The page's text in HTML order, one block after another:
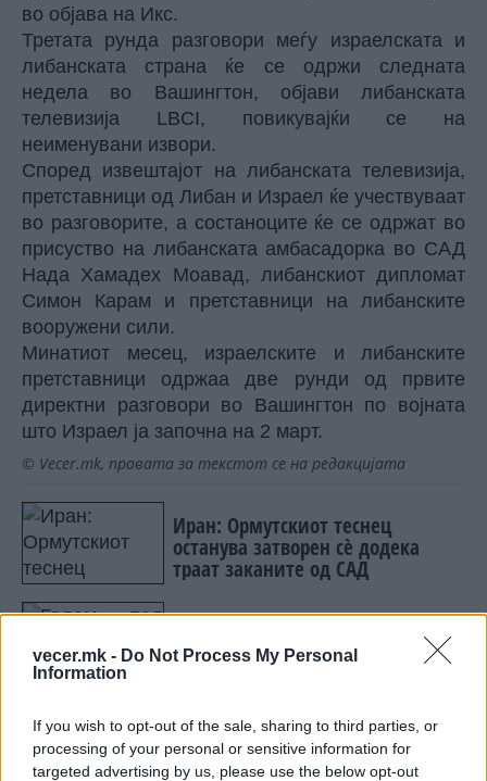
vecer.mk - Do Not Process My Personal
Information
If you wish to opt-out of the sale, sharing to third parties, or
processing of your personal or sensitive information for
targeted advertising by us, please use the below opt-out
во објава на Икс.
Третата рунда разговори меѓу израелската и
либанската страна ќе се одржи следната
недела во Вашингтон, објави либанската
телевизија LBCI, повикувајќи се на
неименувани извори.
Според извештајот на либанската телевизија,
претставници од Либан и Израел ќе учествуваат
во разговорите, а состаноците ќе се одржат во
присуство на либанската амбасадорка во САД
Нада Хамадех Моавад, либанскиот дипломат
Симон Карам и претставници на либанските
вооружени сили.
Минатиот месец, израелските и либанските
претставници одржаа две рунди од првите
директни разговори во Вашингтон по војната
што Израел ја започна на 2 март.
© Vecer.mk, правата за текстот се на редакцијата
Иран: Ормутскиот теснец
останува затворен сè додека
траат заканите од САД
Голем пад на рејтингот на Трамп
меѓу белците